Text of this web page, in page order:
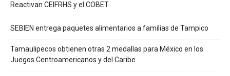
Reactivan CEIFRHS y el COBET
SEBIEN entrega paquetes alimentarios a familias de Tampico
Tamaulipecos obtienen otras 2 medallas para México en los
Juegos Centroamericanos y del Caribe